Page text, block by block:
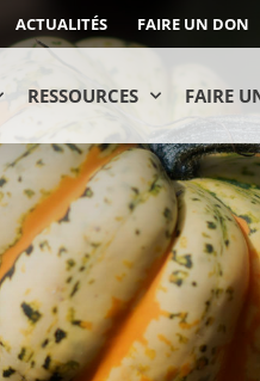
ACTUALITÉS FAIRE UN DON
RESSOURCES FAIRE